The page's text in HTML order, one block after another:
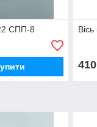
СПП-8
410